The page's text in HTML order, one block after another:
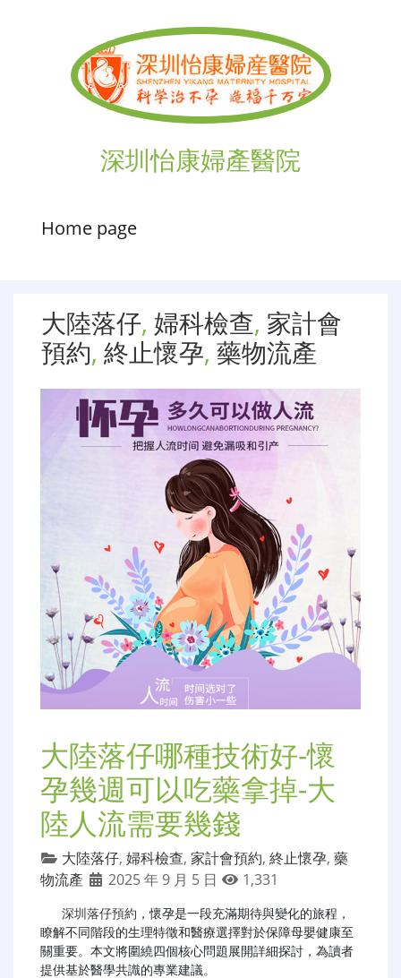
深圳怡康婦產醫院
Home page
大陸落仔, 婦科檢查, 家計會
預約, 終止懷孕, 藥物流產
大陸落仔哪種技術好-懷
孕幾週可以吃藥拿掉-大
陸人流需要幾錢
大陸落仔, 婦科檢查, 家計會預約, 終止懷孕, 藥
物流產
2025 年 9 月 5 日 1,331
深圳落仔預約 ，懷孕是一段充滿期待與變化的旅程，
瞭解不同階段的生理特徵和醫療選擇對於保障母嬰健康至
關重要。本文將圍繞四個核心問題展開詳細探討，為讀者
提供基於醫學共識的專業建議。